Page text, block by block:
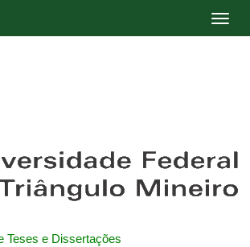
Teses e Dissertações